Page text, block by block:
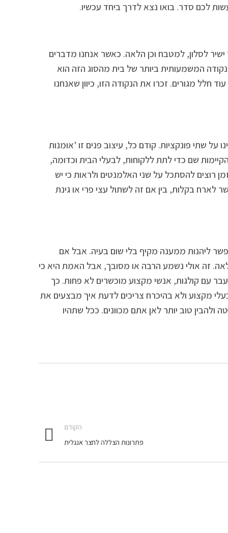
לכם סדר. בואו נצא לדרך ביחד עכשיו.
לסלון, למטבח וכן הלאה. כאשר אנחנו מדברים
המשמעותית ביותר של בית מהסוג הזה הוא
מגורים. זכרו את הנקודה הזו, כיוון שאנחנו
על שתי פונקציות. קודם כל, עיצוב פנים זו 'אומנות
שם כדי לתת ללקוחות, לבעלי הבית וכדומה,
רוצים להסתכל על שני האלמנטים ולראות כי יש
לארח בקלות, בין אם זה לשתול עצי פרי או גינת
ליהנות ממענה מקיף בלי שום בעיה. אבל אם
זה אולי נשמע הרבה או מסובך, אבל האמת היא כי
עם קולגות, אנשי מקצוע מוכשרים לא פחות. כך
מקצוע ולא בהיכרח צריכים לדעת איך מבצעים את
טוב יותר לאן אתם מכוונים. ככל שתהיו
הקודם
פתרונות הצללה לחצר אנגלית